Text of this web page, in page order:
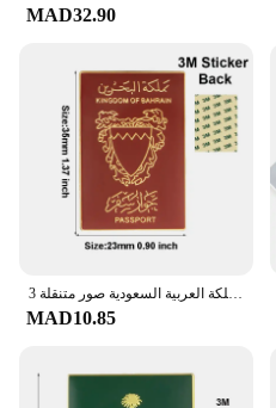
MAD32.90
المملكة العربية السعودية صور متنقلة 3M ملصق شارة معدنية دبوس دبابيس دبابيس
MAD10.85